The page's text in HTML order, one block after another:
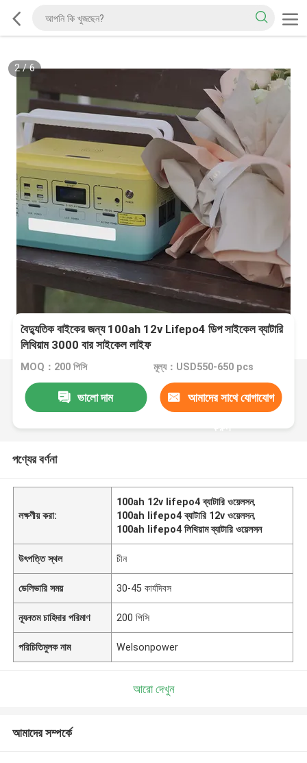
2/6
বৈদ্যুতিক বাইকের জন্য 100ah 12v Lifepo4 ডিপ সাইকেল ব্যাটারি
লিথিয়াম 3000 বার সাইকেল লাইফ
MOQ：200 পিসি মূল্য：USD550-650 pcs
ভালো দাম আমাদের সাথে যোগাযোগ
করুন
পণ্যের বর্ণনা
লক্ষণীয় করা:
100ah 12v lifepo4 ব্যাটারি ওয়েলসন,
100ah lifepo4 ব্যাটারি 12v ওয়েলসন,
100ah lifepo4 লিথিয়াম ব্যাটারি ওয়েলসন
উৎপত্তি স্থল চীন
ডেলিভারি সময় 30-45 কার্যদিবস
ন্যূনতম চাহিদার পরিমাণ 200 পিসি
পরিচিতিমুলক নাম Welsonpower
আরো দেখুন
আমাদের সম্পর্কে